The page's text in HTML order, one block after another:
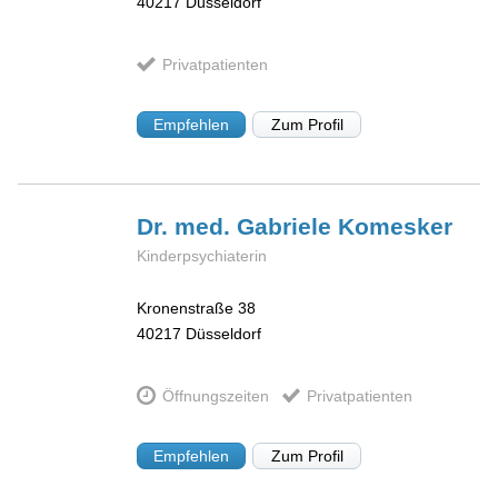
Privatpatienten
Empfehlen Zum Profil
Dr. med. Gabriele Komesker
Kinderpsychiaterin
Kronenstraße 38
40217 Düsseldorf
Öffnungszeiten Privatpatienten
Empfehlen Zum Profil